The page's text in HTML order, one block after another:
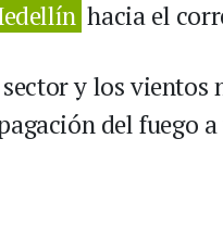
hacia el
y los
del fuego a